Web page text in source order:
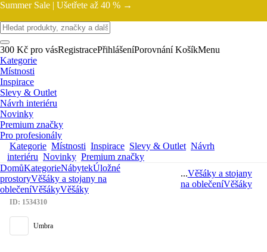
Summer Sale | Ušetřete až 40 % →
300 Kč pro vásRegistracePřihlášeníPorovnání KošíkMenu
Kategorie
Místnosti
Inspirace
Slevy & Outlet
Návrh interiéru
Novinky
Premium značky
Pro profesionály
Kategorie Místnosti Inspirace Slevy & Outlet Návrh
interiéru Novinky Premium značky
DomůKategorieNábytekÚložné
prostoryVěšáky a stojany na
oblečeníVěšákyVěšáky
...Věšáky a stojany
na oblečeníVěšáky
ID: 1534310
Umbra